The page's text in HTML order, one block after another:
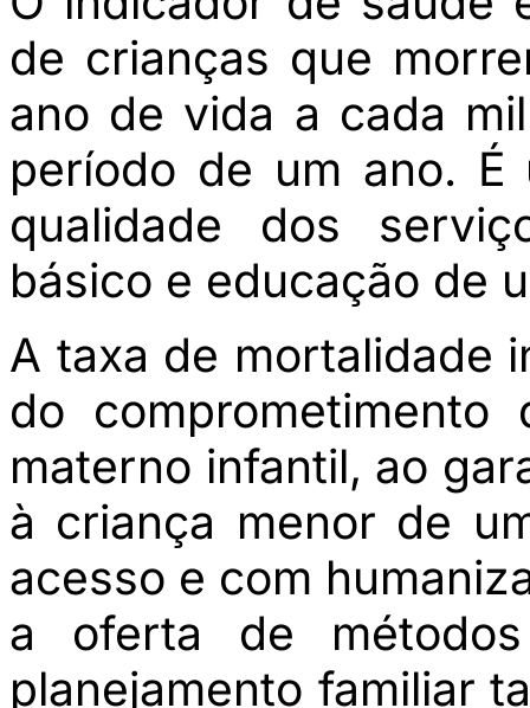
de crianças que
ano de vida a cada
período de um ano.
qualidade dos
básico e educação de
A taxa de mortalidade
do
materno infantil, ao
à criança menor de
acesso e com
a oferta de
planejamento familiar